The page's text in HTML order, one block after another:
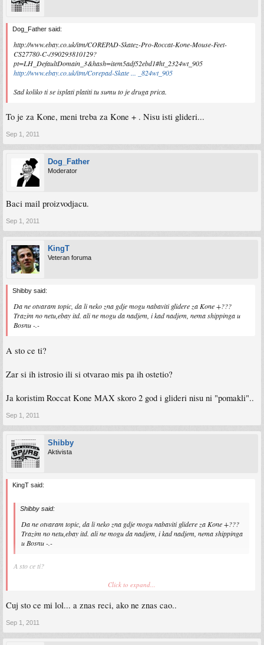
Dog_Father said:
http://www.ebay.co.uk/itm/COREPAD-Skatez-Pro-Roccat-Kone-Mouse-Feet-
CS27780-C-/390293810129?
pt=LH_DefaultDomain_3&hash=item5adf52ebd1#ht_2324wt_905
http://www.ebay.co.uk/itm/Corepad-Skate ... _824wt_905
Sad koliko ti se isplati platiti tu sumu to je druga prica.
To je za Kone, meni treba za Kone + . Nisu isti glideri...
Sep 1, 2011
Dog_Father
Moderator
Baci mail proizvodjacu.
Sep 1, 2011
KingT
Veteran foruma
Shibby said:
Da ne otvaram topic, da li neko zna gdje mogu nabaviti glidere za Kone +???
Trazim no netu,ebay itd. ali ne mogu da nadjem, i kad nadjem, nema shippinga u
Bosnu -.-
A sto ce ti?
Zar si ih istrosio ili si otvarao mis pa ih ostetio?
Ja koristim Roccat Kone MAX skoro 2 god i glideri nisu ni "pomakli"..
Sep 1, 2011
Shibby
Aktivista
KingT said:
Shibby said:
Da ne otvaram topic, da li neko zna gdje mogu nabaviti glidere za Kone +???
Trazim no netu,ebay itd. ali ne mogu da nadjem, i kad nadjem, nema shippinga
u Bosnu -.-
A sto ce ti?
Zar si ih istrosio ili si otvarao mis pa ih ostetio?
Ja koristim Roccat Kone MAX skoro 2 god i glideri nisu ni "pomakli"..
Click to expand...
Cuj sto ce mi lol... a znas reci, ako ne znas cao..
Sep 1, 2011